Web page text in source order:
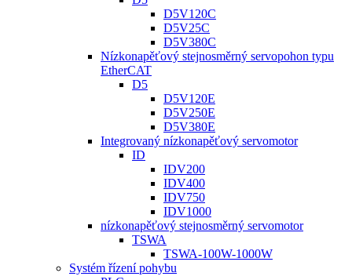
D5V120C
D5V25C
D5V380C
Nízkonapěťový stejnosměrný servopohon typu
EtherCAT
D5
D5V120E
D5V250E
D5V380E
Integrovaný nízkonapěťový servomotor
ID
IDV200
IDV400
IDV750
IDV1000
nízkonapěťový stejnosměrný servomotor
TSWA
TSWA-100W-1000W
Systém řízení pohybu